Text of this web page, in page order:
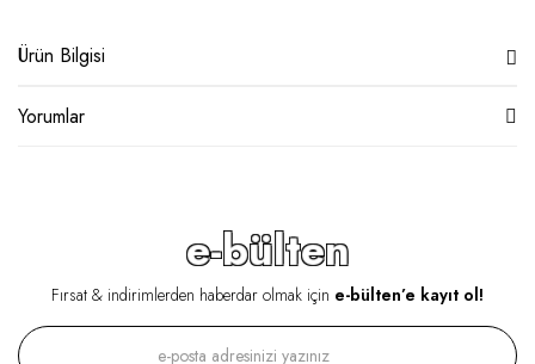
Ürün Bilgisi
Yorumlar
e-bülten
Fırsat & indirimlerden haberdar olmak için e-bülten’e kayıt ol!